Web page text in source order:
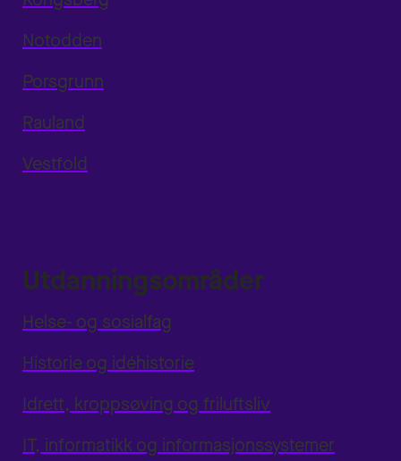
Notodden
Porsgrunn
Rauland
Vestfold
Utdanningsområder
Helse- og sosialfag
Historie og idéhistorie
Idrett, kroppsøving og friluftsliv
IT, informatikk og informasjonssystemer